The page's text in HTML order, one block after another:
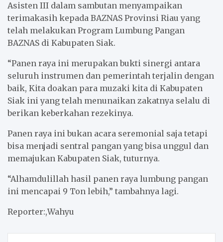
Asisten III dalam sambutan menyampaikan
terimakasih kepada BAZNAS Provinsi Riau yang
telah melakukan Program Lumbung Pangan
BAZNAS di Kabupaten Siak.
“Panen raya ini merupakan bukti sinergi antara
seluruh instrumen dan pemerintah terjalin dengan
baik, Kita doakan para muzaki kita di Kabupaten
Siak ini yang telah menunaikan zakatnya selalu di
berikan keberkahan rezekinya.
Panen raya ini bukan acara seremonial saja tetapi
bisa menjadi sentral pangan yang bisa unggul dan
memajukan Kabupaten Siak, tuturnya.
“Alhamdulillah hasil panen raya lumbung pangan
ini mencapai 9 Ton lebih,” tambahnya lagi.
Reporter:,Wahyu